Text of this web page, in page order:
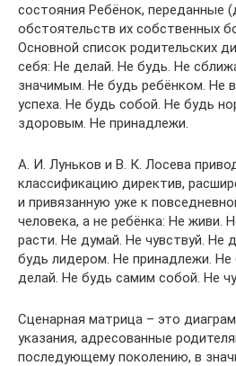
состояния Ребёнок, переданные
обстоятельств их собственных
Основной список родительских
себя: Не делай. Не будь. Не
значимым. Не будь ребёнком. Не
успеха. Не будь собой. Не будь
здоровым. Не принадлежи.
А. И. Луньков и В. К. Лосева
классификацию директив,
и привязанную уже к
человека, а не ребёнка: Не живи.
расти. Не думай. Не чувствуй. Не
будь лидером. Не принадлежи. Не
делай. Не будь самим собой. Не
Сценарная матрица – это
указания, адресованные
последующему поколению, в